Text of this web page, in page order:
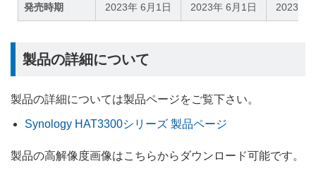
発売時期 2023年 6月1日 2023年 6月1日 2023年
製品の詳細について
製品の詳細については製品ページをご覧下さい。
Synology HAT3300シリーズ 製品ページ
製品の高解像度画像はこちらからダウンロード可能です。